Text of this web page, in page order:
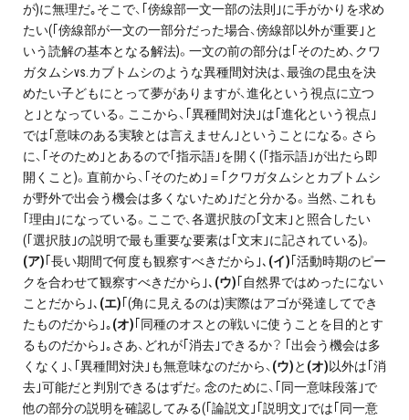
が)に無理だ｡そこで、｢傍線部一文一部の法則｣に手がかりを求め
たい(｢傍線部が一文の一部分だった場合、傍線部以外が重要｣と
いう読解の基本となる解法)。一文の前の部分は｢そのため、クワ
ガタムシvs.カブトムシのような異種間対決は、最強の昆虫を決
めたい子どもにとって夢がありますが、進化という視点に立つ
と｣となっている。ここから、｢異種間対決｣は｢進化という視点｣
では｢意味のある実験とは言えません｣ということになる。さら
に、｢そのため｣とあるので｢指示語｣を開く(｢指示語｣が出たら即
開くこと)。直前から、｢そのため｣＝｢クワガタムシとカブトムシ
が野外で出会う機会は多くないため｣だと分かる。当然、これも
｢理由｣になっている。ここで、各選択肢の｢文末｣と照合したい
(｢選択肢｣の説明で最も重要な要素は｢文末｣に記されている)。
(ア) ｢長い期間で何度も観察すべきだから｣､ (イ) ｢活動時期のピー
クを合わせて観察すべきだから｣､ (ウ) ｢自然界ではめったにない
ことだから｣､ (エ) ｢(角に見えるのは)実際はアゴが発達してでき
たものだから｣｡(オ) ｢同種のオスとの戦いに使うことを目的とす
るものだから｣｡さあ、どれが｢消去｣できるか？ ｢出会う機会は多
くなく｣、｢異種間対決｣も無意味なのだから、 (ウ)と (オ)以外は｢消
去｣可能だと判別できるはずだ。念のために、｢同一意味段落｣で
他の部分の説明を確認してみる(｢論説文｣｢説明文｣では｢同一意